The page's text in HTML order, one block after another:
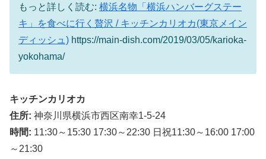
もっと詳しく読む: 横浜名物「横浜ハンバーグステー
キ」を食べに行く贅沢 / キッチンカリオカ(東京メイン
ディッシュ) https://main-dish.com/2019/03/05/karioka-
yokohama/
キッチンカリオカ
住所: 神奈川県横浜市西区南幸1-5-24
時間: 11:30～15:30 17:30～22:30 日祝11:30～16:00 17:00
～21:30